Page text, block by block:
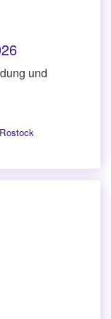
und